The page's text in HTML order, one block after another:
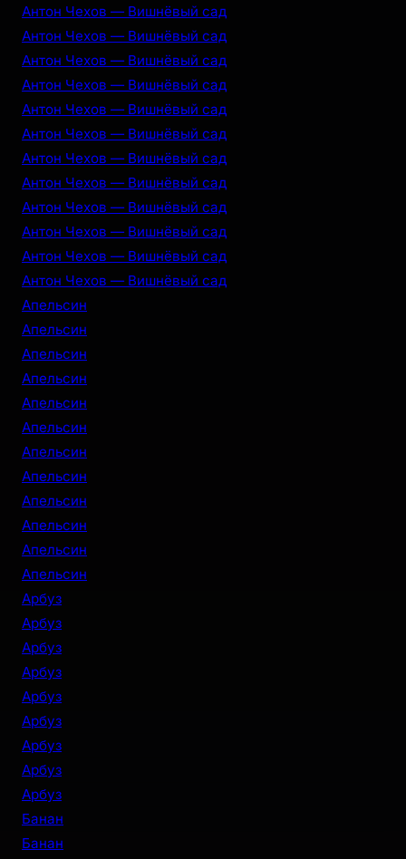
Антон Чехов — Вишнёвый сад
Антон Чехов — Вишнёвый сад
Антон Чехов — Вишнёвый сад
Антон Чехов — Вишнёвый сад
Антон Чехов — Вишнёвый сад
Антон Чехов — Вишнёвый сад
Антон Чехов — Вишнёвый сад
Антон Чехов — Вишнёвый сад
Антон Чехов — Вишнёвый сад
Антон Чехов — Вишнёвый сад
Антон Чехов — Вишнёвый сад
Антон Чехов — Вишнёвый сад
Апельсин
Апельсин
Апельсин
Апельсин
Апельсин
Апельсин
Апельсин
Апельсин
Апельсин
Апельсин
Апельсин
Апельсин
Арбуз
Арбуз
Арбуз
Арбуз
Арбуз
Арбуз
Арбуз
Арбуз
Арбуз
Банан
Банан